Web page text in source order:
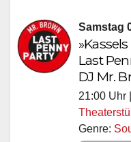
Samstag
Last
DJ Mr.
21:00 Uhr |
Genre: